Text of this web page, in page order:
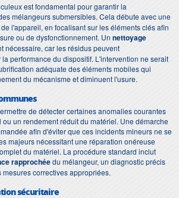
est fondamental pour garantir la
mélangeurs submersibles. Cela débute avec une
l'appareil, en focalisant sur les éléments clés afin
ou de dysfonctionnement. Un nettoyage
nécessaire, car les résidus peuvent
performance du dispositif. L'intervention ne serait
adéquate des éléments mobiles qui
du mécanisme et diminuent l'usure.
de détecter certaines anomalies courantes
un rendement réduit du matériel. Une démarche
afin d'éviter que ces incidents mineurs ne se
majeurs nécessitant une réparation onéreuse
du matériel. La procédure standard inclut
rapprochéedu mélangeur, un diagnostic précis
correctives appropriées.
sécuritaire